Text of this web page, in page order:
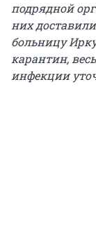
подрядной
них
больницу
карантин,
инфекции